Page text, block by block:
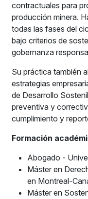
contractuales para
producción minera.
todas las fases del
bajo criterios de
gobernanza
Su práctica también
estrategias
de Desarrollo
preventiva y
cumplimiento y
Formación
Abogado -
Máster en
en Montreal-
Máster en